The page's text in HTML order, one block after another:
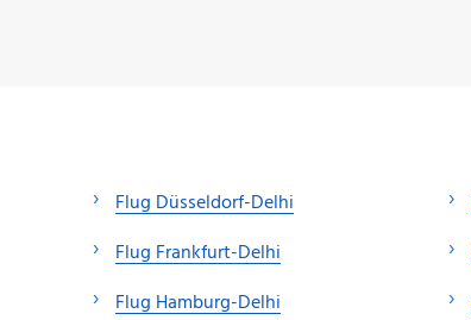
Flug Düsseldorf-Delhi
Flug Frankfurt-Delhi
Flug Hamburg-Delhi